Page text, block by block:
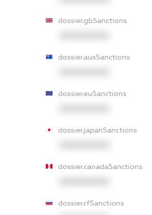
dossier.gbSanctions
dossier.ausSanctions
dossier.euSanctions
dossier.japanSanctions
dossier.canadaSanctions
dossier.rfSanctions